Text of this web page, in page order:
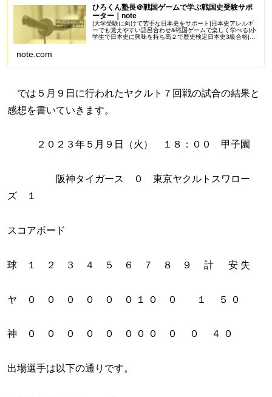
ひろくん塾長＠戦国ゲームで学ぶ戦国史受験サポ
ーター｜note
|大学受験に向けて苦手な日本史をサポート|日本史アレルギ
ーでも覚えやすい語呂合わせ&戦国ゲームで楽しく学べる|小
学生で日本史に興味を持ち高２で歴史検定日本史3級合格|苦
note.com
では５月９日に行われたヤクルト７回戦の試合の結果と
感想を書いていきます。
２０２３年５月９日（火） １８：００ 甲子園
阪神タイガース ０ 東京ヤクルトスワロー
ズ １
スコアボード
球 １ ２ ３ ４ ５ ６ ７ ８ ９ 計 安 失
ヤ ０ ０ ０ ０ ０ ０ １ ０ ０ １ ５ ０
神 ０ ０ ０ ０ ０ ０ ０ ０ ０ ０ ４ ０
出場選手は以下の通りです。